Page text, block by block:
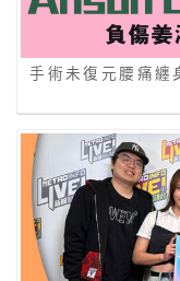
手術未復元腰痛